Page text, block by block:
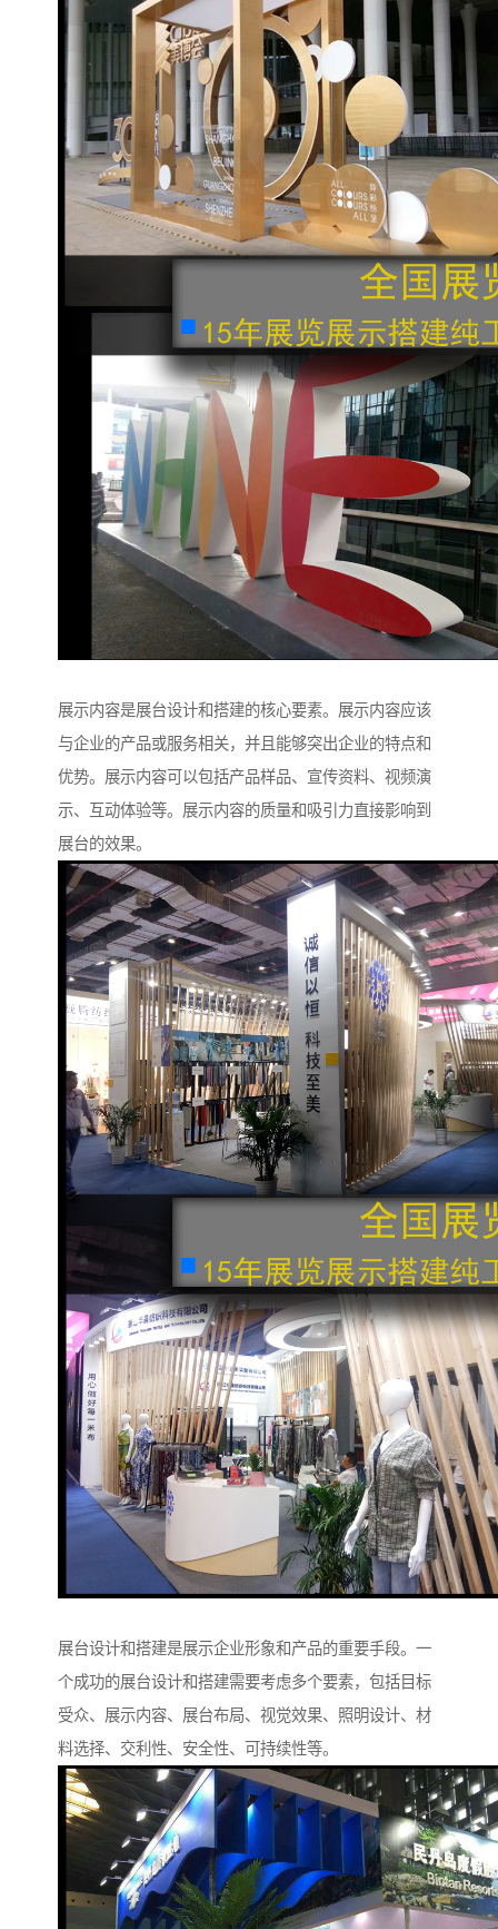
展示内容是展台设计和搭建的核心要素。展示内容应该
与企业的产品或服务相关，并且能够突出企业的特点和
优势。展示内容可以包括产品样品、宣传资料、视频演
示、互动体验等。展示内容的质量和吸引力直接影响到
展台的效果。
展台设计和搭建是展示企业形象和产品的重要手段。一
个成功的展台设计和搭建需要考虑多个要素，包括目标
受众、展示内容、展台布局、视觉效果、照明设计、材
料选择、交利性、安全性、可持续性等。